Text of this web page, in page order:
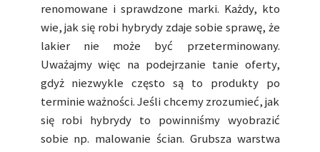
renomowane i sprawdzone marki. Każdy, kto
wie, jak się robi hybrydy zdaje sobie sprawę, że
lakier nie może być przeterminowany.
Uważajmy więc na podejrzanie tanie oferty,
gdyż niezwykle często są to produkty po
terminie ważności. Jeśli chcemy zrozumieć, jak
się robi hybrydy to powinniśmy wyobrazić
sobie np. malowanie ścian. Grubsza warstwa